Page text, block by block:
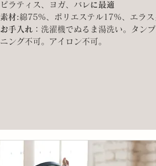
ピラティス、ヨガ、バレに最適
素材:綿75%、ポリエステル17%、エラ
お手入れ： 洗濯機でぬるま湯洗い。タン
ニング不可。アイロン不可。